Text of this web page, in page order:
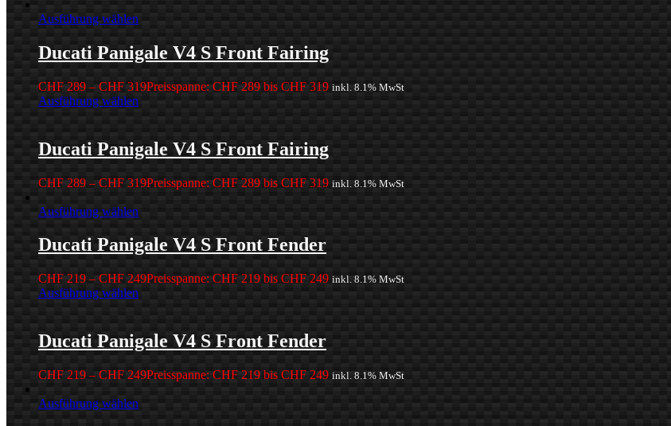
Ausführung wählen
Ducati Panigale V4 S Front Fairing
CHF 289 –CHF 319Preisspanne: CHF 289 bis CHF 319 inkl. 8.1% MwSt
Ausführung wählen
Ducati Panigale V4 S Front Fairing
CHF 289 –CHF 319Preisspanne: CHF 289 bis CHF 319 inkl. 8.1% MwSt
Ausführung wählen
Ducati Panigale V4 S Front Fender
CHF 219 –CHF 249Preisspanne: CHF 219 bis CHF 249 inkl. 8.1% MwSt
Ausführung wählen
Ducati Panigale V4 S Front Fender
CHF 219 –CHF 249Preisspanne: CHF 219 bis CHF 249 inkl. 8.1% MwSt
Ausführung wählen